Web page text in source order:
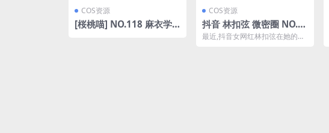
COS资源
[桜桃喵] NO.118 麻衣学
COS资源
抖音 林扣弦 微密圈 NO.0
28期 【34P】(林扣弦是
最近,抖音女网红林扣弦在她的微